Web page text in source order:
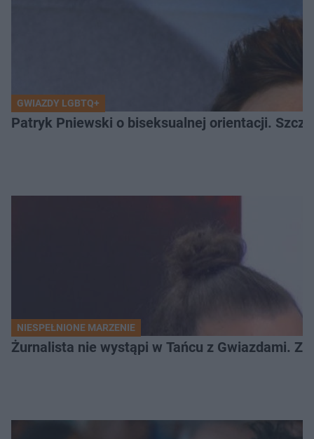
GWIAZDY LGBTQ+
Patryk Pniewski o biseksualnej orientacji.
NIESPEŁNIONE MARZENIE
Żurnalista nie wystąpi w Tańcu z Gwiazdami.